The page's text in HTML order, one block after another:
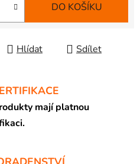
DO KOŠÍKU
Hlídat Sdílet
mají platnou